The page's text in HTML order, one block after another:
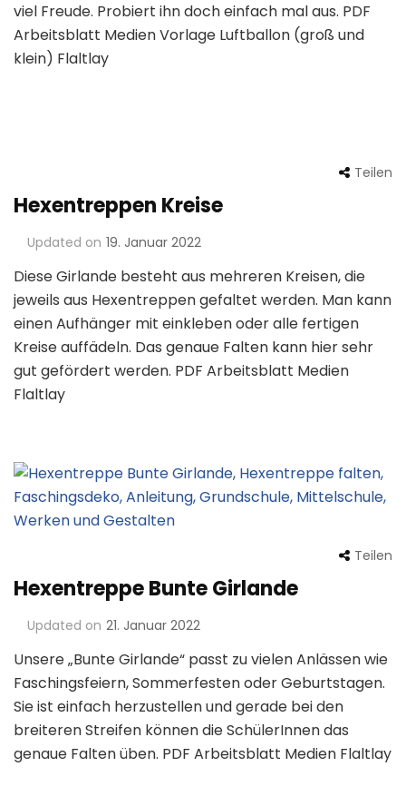
viel Freude. Probiert ihn doch einfach mal aus. PDF
Arbeitsblatt Medien Vorlage Luftballon (groß und
klein) Flaltlay
Teilen
Hexentreppen Kreise
Updated on 19. Januar 2022
Diese Girlande besteht aus mehreren Kreisen, die
jeweils aus Hexentreppen gefaltet werden. Man kann
einen Aufhänger mit einkleben oder alle fertigen
Kreise auffädeln. Das genaue Falten kann hier sehr
gut gefördert werden. PDF Arbeitsblatt Medien
Flaltlay
Teilen
Hexentreppe Bunte Girlande
Updated on 21. Januar 2022
Unsere „Bunte Girlande“ passt zu vielen Anlässen wie
Faschingsfeiern, Sommerfesten oder Geburtstagen.
Sie ist einfach herzustellen und gerade bei den
breiteren Streifen können die SchülerInnen das
genaue Falten üben. PDF Arbeitsblatt Medien Flaltlay